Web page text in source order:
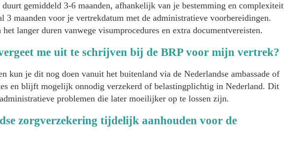
gemiddeld 3-6 maanden, afhankelijk van je bestemming en complexiteit
3 maanden voor je vertrekdatum met de administratieve voorbereidingen.
langer duren vanwege visumprocedures en extra documentvereisten.
me uit te schrijven bij de BRP voor mijn vertrek?
kun je dit nog doen vanuit het buitenland via de Nederlandse ambassade of
en blijft mogelijk onnodig verzekerd of belastingplichtig in Nederland. Dit
problemen die later moeilijker op te lossen zijn.
zorgverzekering tijdelijk aanhouden voor de